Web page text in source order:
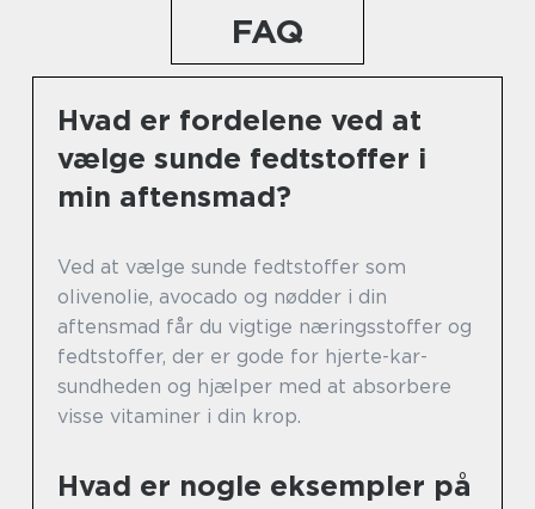
FAQ
Hvad er fordelene ved at
vælge sunde fedtstoffer i
min aftensmad?
Ved at vælge sunde fedtstoffer som
olivenolie, avocado og nødder i din
aftensmad får du vigtige næringsstoffer og
fedtstoffer, der er gode for hjerte-kar-
sundheden og hjælper med at absorbere
visse vitaminer i din krop.
Hvad er nogle eksempler på